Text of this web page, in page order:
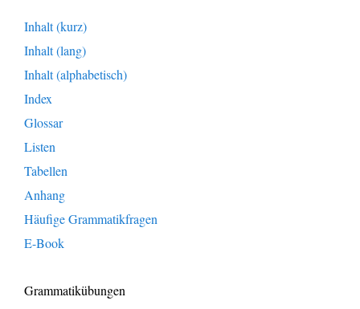
Inhalt (kurz)
Inhalt (lang)
Inhalt (alphabetisch)
Index
Glossar
Listen
Tabellen
Anhang
Häufige Grammatikfragen
E-Book
Grammatikübungen